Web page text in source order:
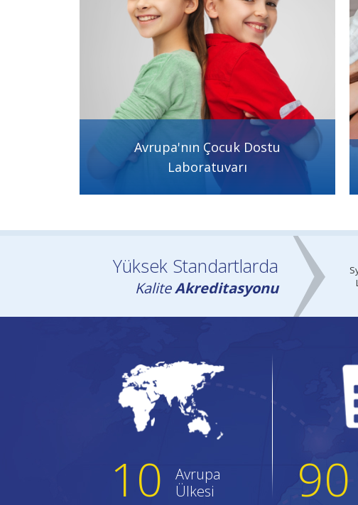
Avrupa'nın Çocuk Dostu
Laboratuvarı
Detay
Toz Alerjisi Nedenleri, Belirtileri, Teşhisi
ve Tedavisi
Toz alerjisi, en sık ev tozu akarlarına maruz kalma sonucu
Yüksek Standartlarda
KaliteAkreditasyonu
10
Avrupa
Ülkesi
90